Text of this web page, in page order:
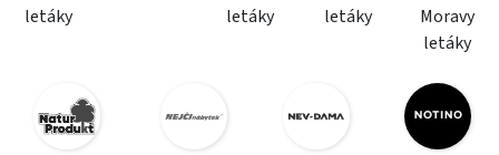
letáky
letáky
letáky
Moravy
letáky